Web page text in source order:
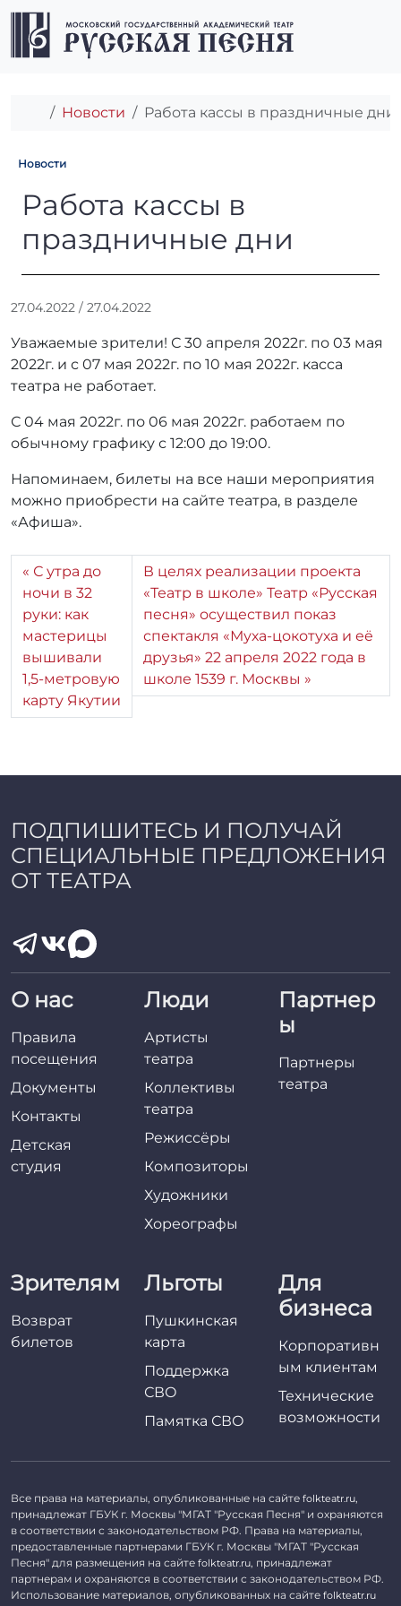
Перейти к содержимому
Перейти к футеру
Главная
Новости Работа кассы в праздничные дни
Новости
Работа кассы в
Работа кассы в
праздничные дни
27.04.2022 / 27.04.2022
т
о
р
r
r
a
d
Уважаемые зрители! С 30 апреля 2022г. по 03 мая
2022г. и с 07 мая 2022г. по 10 мая 2022г. касса
театра не работает.
С 04 мая 2022г. по 06 мая 2022г. работаем по
обычному графику с 12:00 до 19:00.
Напоминаем, билеты на все наши мероприятия
можно приобрести на сайте театра, в разделе
«Афиша».
С утра до
ночи в 32
руки: как
мастерицы
вышивали
1,5-метровую
карту Якутии
В целях реализации проекта
«Театр в школе» Театр «Русская
песня» осуществил показ
спектакля «Муха-цокотуха и её
друзья» 22 апреля 2022 года в
школе 1539 г. Москвы
ПОДПИШИТЕСЬ И ПОЛУЧАЙ
СПЕЦИАЛЬНЫЕ ПРЕДЛОЖЕНИЯ
ОТ ТЕАТРА
О нас
Правила
посещения
Документы
Контакты
Детская
студия
Люди
Артисты
театра
Коллективы
театра
Режиссёры
Композиторы
Художники
Хореографы
Партнер
ы
Партнеры
театра
Зрителям
Возврат
билетов
Льготы
Пушкинская
карта
Поддержка
СВО
Памятка СВО
Для
бизнеса
Корпоративн
ым клиентам
Технические
возможности
Все права на материалы, опубликованные на сайте folkteatr.ru,
принадлежат ГБУК г. Москвы "МГАТ "Русская Песня" и охраняются
в соответствии с законодательством РФ. Права на материалы,
предоставленные партнерами ГБУК г. Москвы "МГАТ "Русская
Песня" для размещения на сайте folkteatr.ru, принадлежат
партнерам и охраняются в соответствии с законодательством РФ.
Использование материалов, опубликованных на сайте folkteatr.ru